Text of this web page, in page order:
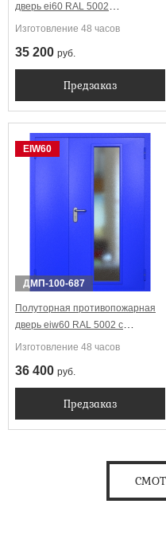
дверь ei60 RAL 5002
Антипаника
Изготовление 48 часов
35 200 руб.
Предзаказ
EIW60
ДМП-100-687
Полуторная противопожарная
дверь eiw60 RAL 5002 с
длинным узким стеклопакетом
Изготовление 48 часов
36 400 руб.
Предзаказ